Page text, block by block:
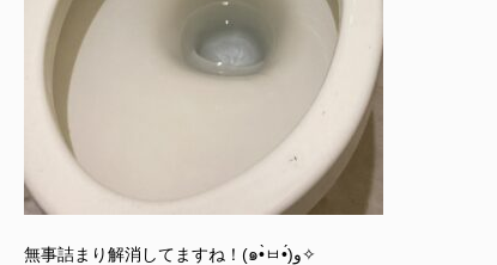
無事詰まり解消してますね！(๑•̀ㅂ•́)و✧